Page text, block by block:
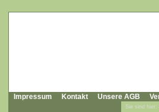
Impressum Kontakt Unsere AGB
Sie sind hier: